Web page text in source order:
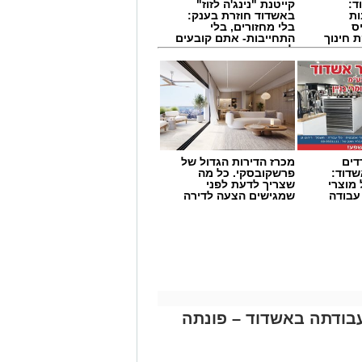
איצקוביץ סיפרו: “כשהגענו
חינוך
קייטנת "נינג'ה לזוז"
באשדוד חוזרת בענק:
בלי מחזורים, בלי
התחייבות- אתם קובעים
לכמה ואיזה ימים
להירשם!
עבודה
מכרז הדירות הגדול של
פרשקובסקי. כל מה
שצריך לדעת לפני
שמגישים הצעה לדירה
באשדוד – פונתה